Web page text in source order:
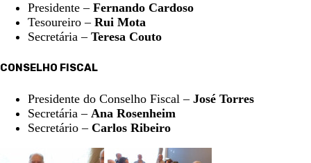
Presidente – Fernando Cardoso
Tesoureiro – Rui Mota
Secretária – Teresa Couto
CONSELHO FISCAL
Presidente do Conselho Fiscal – José Torres
Secretária – Ana Rosenheim
Secretário – Carlos Ribeiro